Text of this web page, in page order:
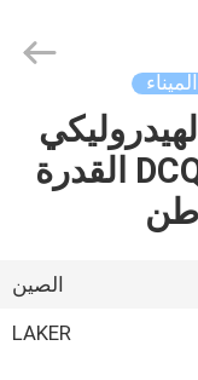
الثابت للرصيف DCQ6-0.7 القدرة
الصين
LAKER